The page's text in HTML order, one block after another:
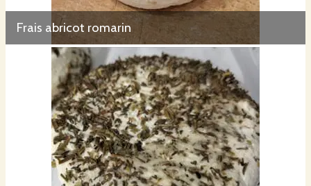
Frais abricot romarin